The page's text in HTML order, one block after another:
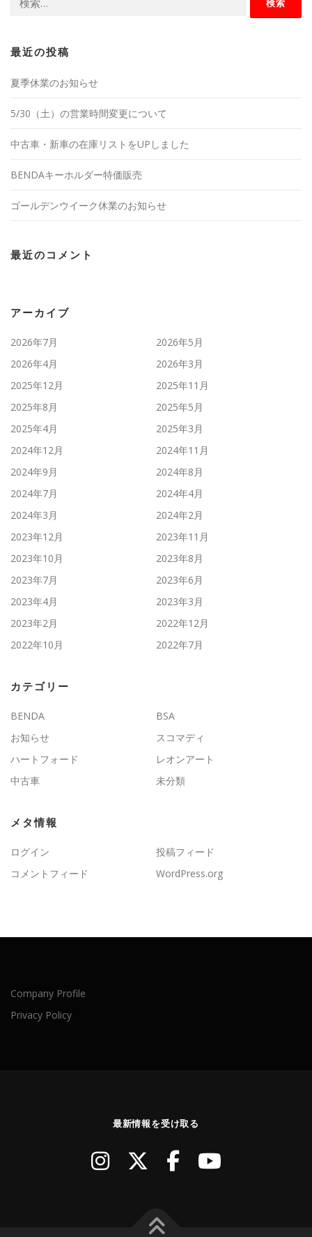
索:
最近の投稿
夏季休業のお知らせ
5/30（土）の営業時間変更について
中古車・新車の在庫リストをUPしました
BENDAキーホルダー特価販売
ゴールデンウイーク休業のお知らせ
最近のコメント
アーカイブ
2026年7月
2026年5月
2026年4月
2026年3月
2025年12月
2025年11月
2025年8月
2025年5月
2025年4月
2025年3月
2024年12月
2024年11月
2024年9月
2024年8月
2024年7月
2024年4月
2024年3月
2024年2月
2023年12月
2023年11月
2023年10月
2023年8月
2023年7月
2023年6月
2023年4月
2023年3月
2023年2月
2022年12月
2022年10月
2022年7月
カテゴリー
BENDA
BSA
お知らせ
スコマディ
ハートフォード
レオンアート
中古車
未分類
メタ情報
ログイン
投稿フィード
コメントフィード
WordPress.org
Company Profile
Privacy Policy
最新情報を受け取る